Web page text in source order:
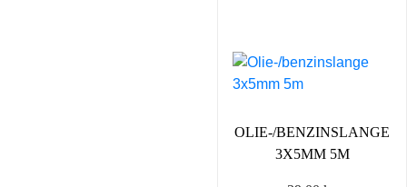
OLIE-/BENZINSLANGE
3X5MM 5M